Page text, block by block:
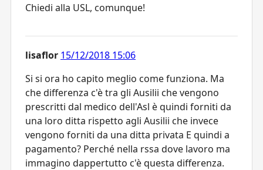
Chiedi alla USL, comunque!
lisaflor 15/12/2018 15:06
Si si ora ho capito meglio come funziona. Ma
che differenza c'è tra gli Ausilii che vengono
prescritti dal medico dell'Asl è quindi forniti da
una loro ditta rispetto agli Ausilii che invece
vengono forniti da una ditta privata E quindi a
pagamento? Perché nella rssa dove lavoro ma
immagino dappertutto c'è questa differenza.